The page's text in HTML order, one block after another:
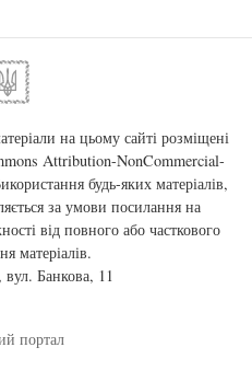
на цьому сайті розміщені
Attribution-NonCommercial-
будь-яких матеріалів,
за умови посилання на
від повного або часткового
матеріалів.
Банкова, 11
портал